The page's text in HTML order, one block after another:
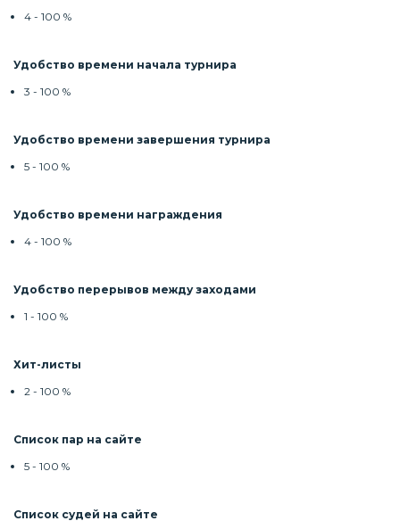
4 - 100 %
Удобство времени начала турнира
3 - 100 %
Удобство времени завершения турнира
5 - 100 %
Удобство времени награждения
4 - 100 %
Удобство перерывов между заходами
1 - 100 %
Хит-листы
2 - 100 %
Список пар на сайте
5 - 100 %
Список судей на сайте